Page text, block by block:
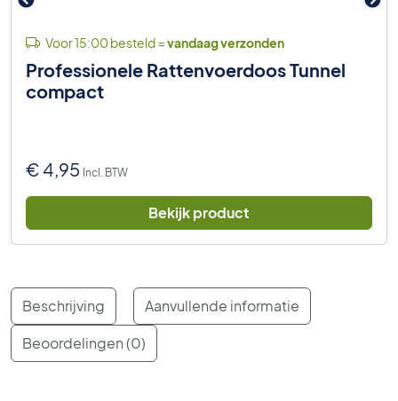
Voor 15:00 besteld =vandaag verzonden
Professionele Rattenvoerdoos Tunnel
compact
€ 4,95 Incl. BTW
Bekijk product
Beschrijving
Aanvullende informatie
Beoordelingen (0)